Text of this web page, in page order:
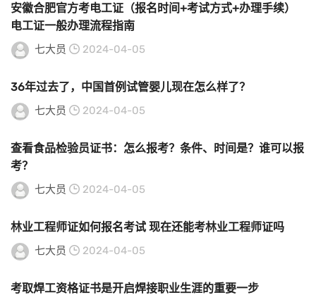
安徽合肥官方考电工证（报名时间+考试方式+办理手续）
电工证一般办理流程指南
七大员 2024-04-05
36年过去了，中国首例试管婴儿现在怎么样了？
七大员 2024-04-05
查看食品检验员证书：怎么报考？条件、时间是？谁可以报
考？
七大员 2024-04-05
林业工程师证如何报名考试 现在还能考林业工程师证吗
七大员 2024-04-05
考取焊工资格证书是开启焊接职业生涯的重要一步